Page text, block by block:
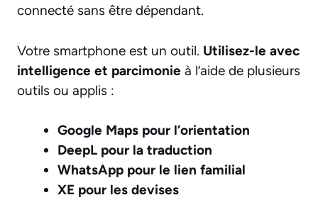
connecté sans être dépendant.
Votre smartphone est un outil. Utilisez-le avec
intelligence et parcimonie à l’aide de plusieurs
outils ou applis :
Google Maps pour l’orientation
DeepL pour la traduction
WhatsApp pour le lien familial
XE pour les devises